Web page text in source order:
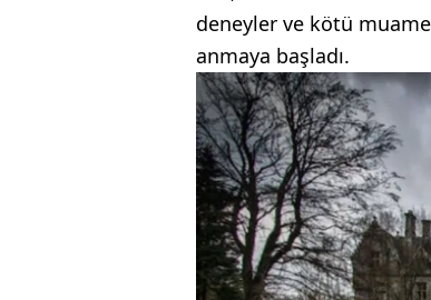
deneyler ve kötü
anmaya başladı.